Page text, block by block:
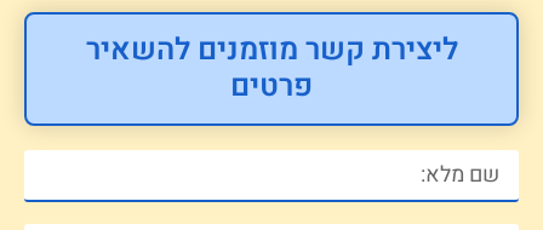
ליצירת קשר מוזמנים להשאיר
פרטים